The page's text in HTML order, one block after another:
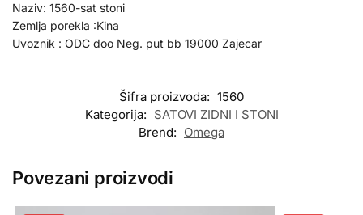
Naziv: 1560-sat stoni
Zemlja porekla :Kina
Uvoznik : ODC doo Neg. put bb 19000 Zajecar
Šifra proizvoda: 1560
Kategorija: SATOVI ZIDNI I STONI
Brend: Omega
Povezani proizvodi